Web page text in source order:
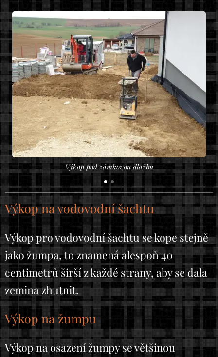
Výkop pod zámkovou dlažbu
Výkop na vodovodní šachtu
Výkop pro vodovodní šachtu se kope stejně
jako žumpa, to znamená alespoň 40
centimetrů širší z každé strany, aby se dala
zemina zhutnit.
Výkop na žumpu
Výkop na osazení žumpy se většinou